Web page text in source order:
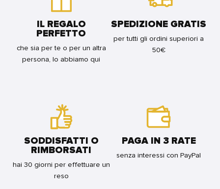
IL REGALO
PERFETTO
che sia per te o per un altra
persona, lo abbiamo qui
SPEDIZIONE GRATIS
per tutti gli ordini superiori a
50€
SODDISFATTI O
RIMBORSATI
hai 30 giorni per effettuare un
reso
PAGA IN 3 RATE
senza interessi con PayPal